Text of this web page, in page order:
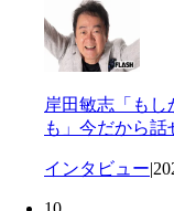
岸田敏志「も
も」今だから
インタビュー|